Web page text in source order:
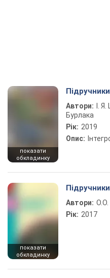
показати
обкладинку
Автори:
І.
Бурлака
Рік: 2019
Опис:
показати
обкладинку
Автори: О.О.
Рік: 2017